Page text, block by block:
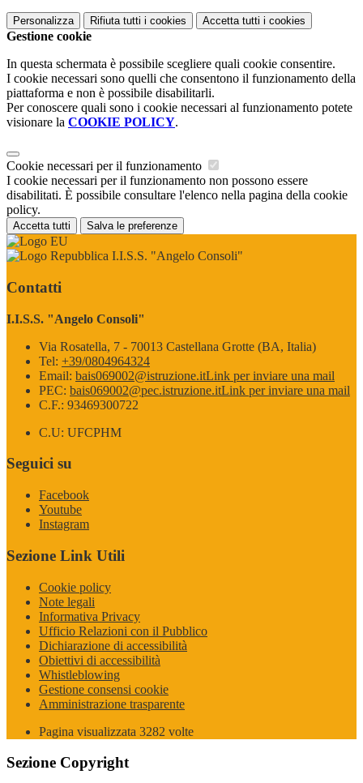
Personalizza Rifiuta tutti i cookies Accetta tutti i cookies
Gestione cookie
In questa schermata è possibile scegliere quali cookie consentire.
I cookie necessari sono quelli che consentono il funzionamento della
piattaforma e non è possibile disabilitarli.
Per conoscere quali sono i cookie necessari al funzionamento potete
visionare la COOKIE POLICY.
Cookie necessari per il funzionamento
I cookie necessari per il funzionamento non possono essere
disabilitati. È possibile consultare l'elenco nella pagina della cookie
policy.
Accetta tutti Salva le preferenze
I.I.S.S. "Angelo Consoli"
Contatti
I.I.S.S. "Angelo Consoli"
Via Rosatella, 7 - 70013 Castellana Grotte (BA, Italia)
Tel: +39/0804964324
Email: bais069002@istruzione.itLink per inviare una mail
PEC: bais069002@pec.istruzione.itLink per inviare una mail
C.F.: 93469300722
C.U: UFCPHM
Seguici su
Facebook
Youtube
Instagram
Sezione Link Utili
Cookie policy
Note legali
Informativa Privacy
Ufficio Relazioni con il Pubblico
Dichiarazione di accessibilità
Obiettivi di accessibilità
Whistleblowing
Gestione consensi cookie
Amministrazione trasparente
Pagina visualizzata 3282 volte
Sezione Copyright